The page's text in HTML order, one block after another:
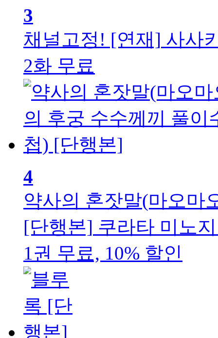
3
채널고정! [연재] 사사
2화 무료
4
약사의 혼잣말(마오마
[단행본] 쿠라타 미노
1권 무료, 10% 할인